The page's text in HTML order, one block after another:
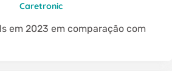
Caretronic
em 2023 em comparação com